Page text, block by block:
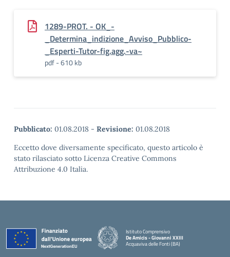
1289-PROT. - OK_-
_Determina_indizione_Avviso_Pubblico-
_Esperti-Tutor-fig.agg.-va~
pdf - 610 kb
Pubblicato: 01.08.2018 - Revisione: 01.08.2018
Eccetto dove diversamente specificato, questo articolo è
stato rilasciato sotto Licenza Creative Commons
Attribuzione 4.0 Italia.
Istituto Comprensivo
De Amicis - Giovanni XXIII
Acquaviva delle Fonti (BA)
— Visita la pagina iniziale della scuola